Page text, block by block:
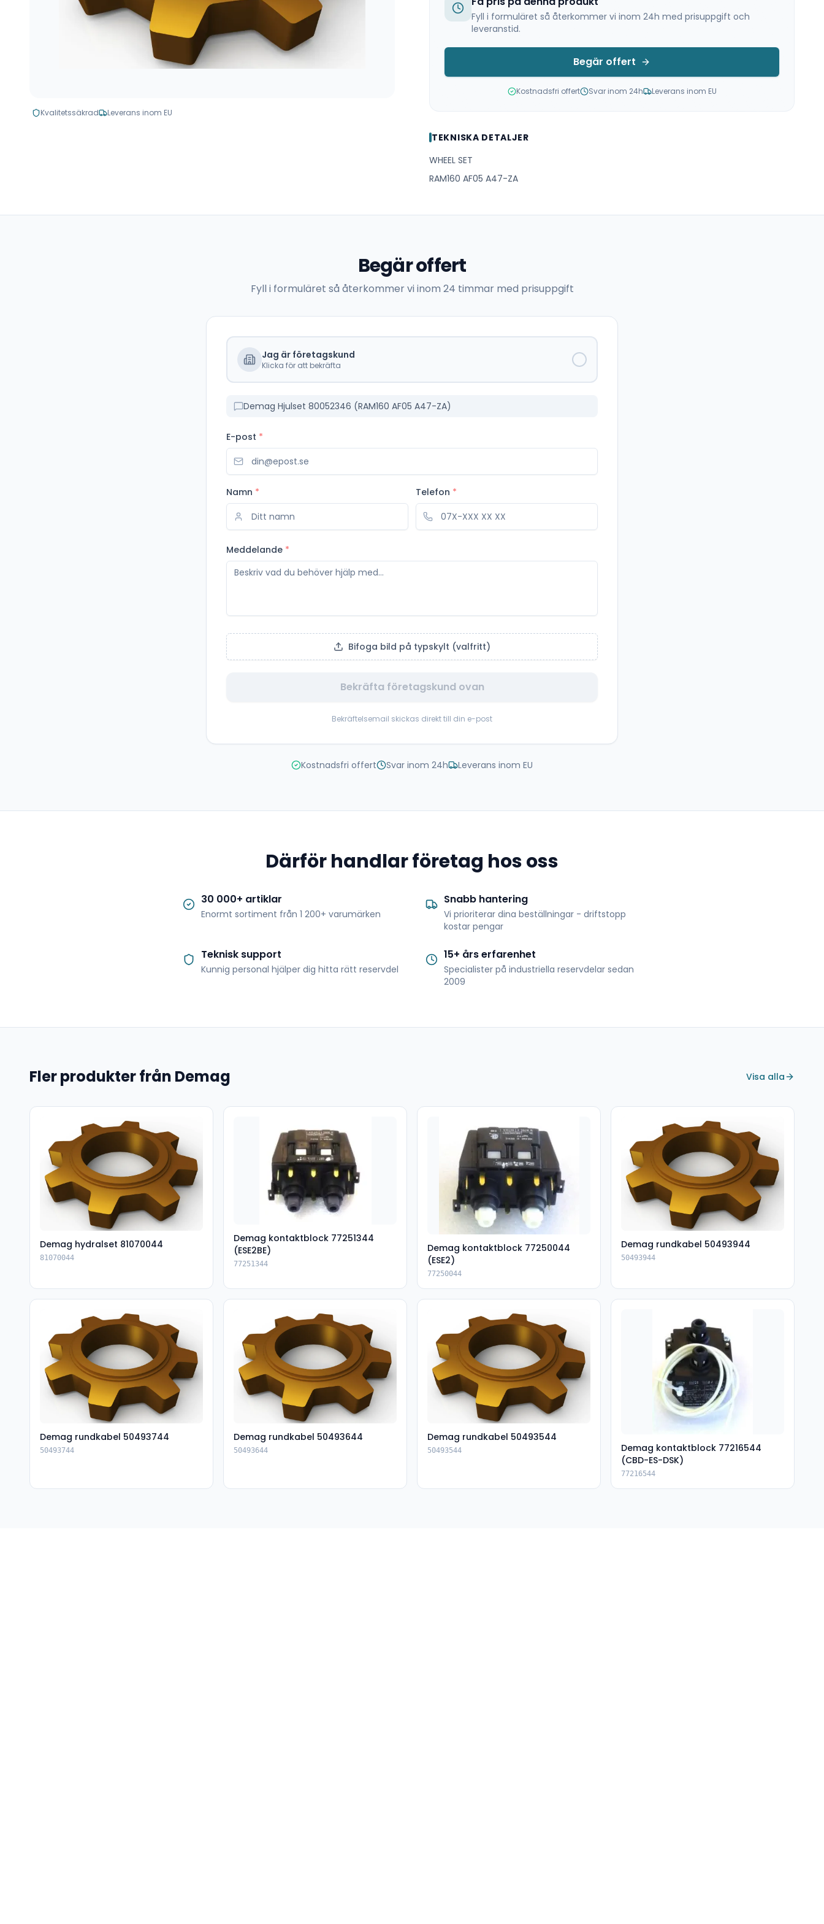
Kvalitetssäkrad Leverans inom EU
Fyll i formuläret så återkommer vi inom 24h med prisuppgift och
leveranstid.
Begär offert
Kostnadsfri offert Svar inom 24h Leverans inom EU
TEKNISKA DETALJER
WHEEL SET
RAM160 AF05 A47-ZA
Begär offert
Fyll i formuläret så återkommer vi inom 24 timmar med prisuppgift
Jag är företagskund
Klicka för att bekräfta
Demag Hjulset 80052346 (RAM160 AF05 A47-ZA)
E-post *
Namn * Telefon *
Meddelande *
Bifoga bild på typskylt (valfritt)
Bekräfta företagskund ovan
Bekräftelsemail skickas direkt till din e-post
Kostnadsfri offert Svar inom 24h Leverans inom EU
Därför handlar företag hos oss
30 000+ artiklar
Enormt sortiment från 1 200+ varumärken
Snabb hantering
Vi prioriterar dina beställningar - driftstopp
kostar pengar
Teknisk support
Kunnig personal hjälper dig hitta rätt reservdel
15+ års erfarenhet
Specialister på industriella reservdelar sedan
2009
Fler produkter från Demag Visa alla
Demag hydralset 81070044
81070044
Demag kontaktblock 77251344
(ESE2BE)
77251344
Demag kontaktblock 77250044
(ESE2)
77250044
Demag rundkabel 50493944
50493944
Demag rundkabel 50493744
50493744
Demag rundkabel 50493644
50493644
Demag rundkabel 50493544
50493544
Demag kontaktblock 77216544
(CBD-ES-DSK)
77216544